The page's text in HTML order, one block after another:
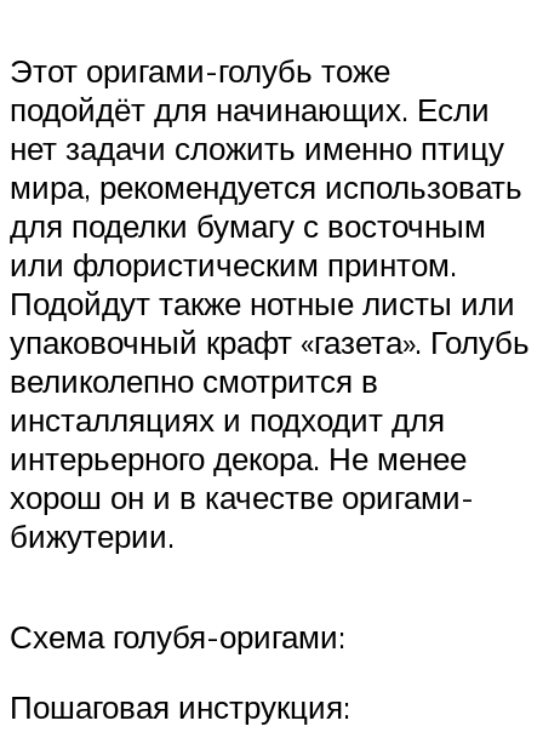
Этот оригами-голубь тоже
подойдёт для начинающих. Если
нет задачи сложить именно птицу
мира, рекомендуется использовать
для поделки бумагу с восточным
или флористическим принтом.
Подойдут также нотные листы или
упаковочный крафт «газета». Голубь
великолепно смотрится в
инсталляциях и подходит для
интерьерного декора. Не менее
хорош он и в качестве оригами-
бижутерии.
Схема голубя-оригами:
Пошаговая инструкция: